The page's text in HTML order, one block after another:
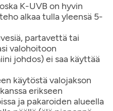
K-UVB on hyvin
alkaa tulla yleensä 5-
partavettä tai
valohoitoon
johdos) ei saa käyttää
käytöstä valojakson
erikseen
ja pakaroiden alueella